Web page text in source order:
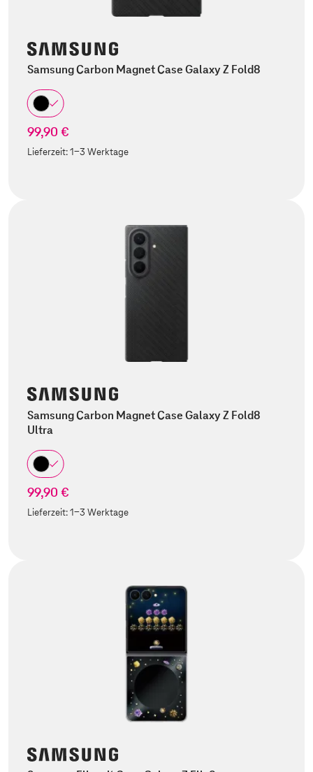
Samsung Carbon Magnet Case Galaxy Z Fold8
99,90 €
Lieferzeit:1-3 Werktage
Samsung Carbon Magnet Case Galaxy Z Fold8
Ultra
99,90 €
Lieferzeit:1-3 Werktage